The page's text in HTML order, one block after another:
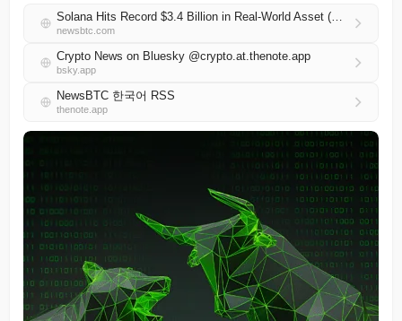
Solana Hits Record $3.4 Billion in Real-World Asset (RWA) Expansion
newsbtc.com
Crypto News on Bluesky @crypto.at.thenote.app
bsky.app
NewsBTC 한국어 RSS
thenote.app